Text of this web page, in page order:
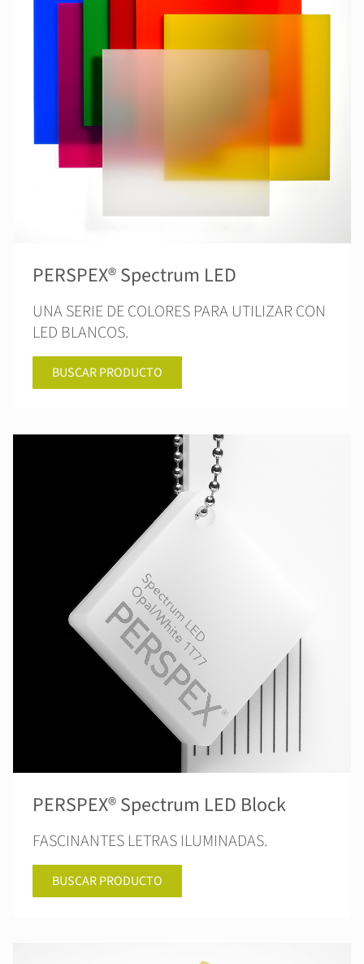
PERSPEX® Spectrum LED
UNA SERIE DE COLORES PARA UTILIZAR CON
LED BLANCOS.
BUSCAR PRODUCTO
PERSPEX® Spectrum LED Block
FASCINANTES LETRAS ILUMINADAS.
BUSCAR PRODUCTO